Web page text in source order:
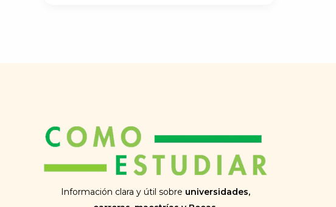
Información clara y útil sobre universidades,